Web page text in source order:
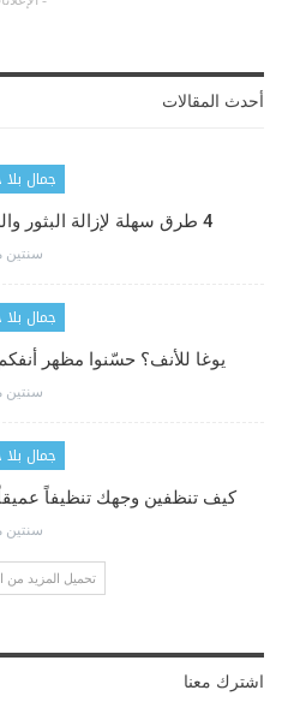
أحدث المقالات
جمال
4 طرق سهلة لإزالة البثور والرؤوس السوداء عن الظهر
سنتين
جمال
يوغا للأنف؟ حسّنوا مظهر
سنتين
جمال
كيف تنظفين وجهك تنظيفاً
سنتين
تحميل المزيد من
اشترك معنا